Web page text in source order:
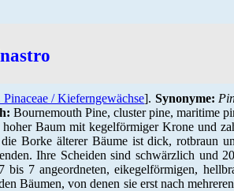
Pinaceae / Kieferngewächse]. Synonyme:
Bournemouth Pine, cluster pine, maritime
Baum mit kegelförmiger Krone und
Borke älterer Bäume ist dick, rotbraun
Ihre Scheiden sind schwärzlich und
7 angeordneten, eikegelförmigen,
Bäumen, von denen sie erst nach